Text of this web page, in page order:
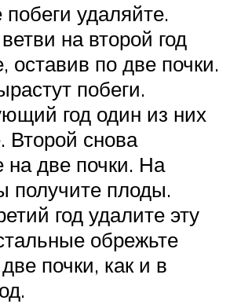
удаляйте.
на второй год
оставив по две почки.
побеги.
год один из них
Второй снова
на две почки. На
получите плоды.
год удалите эту
обрежьте
почки, как и в